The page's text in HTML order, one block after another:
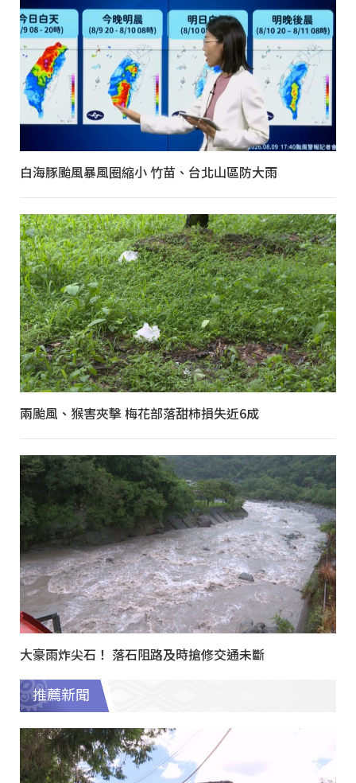
白海豚颱風暴風圈縮小 竹苗、台北山區防大雨
兩颱風、猴害夾擊 梅花部落甜柿損失近6成
大豪雨炸尖石！ 落石阻路及時搶修交通未斷
推薦新聞